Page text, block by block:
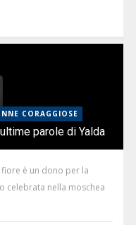
CORAGGIOSE
parole di Yalda
è un dono per la
celebrata nella moschea